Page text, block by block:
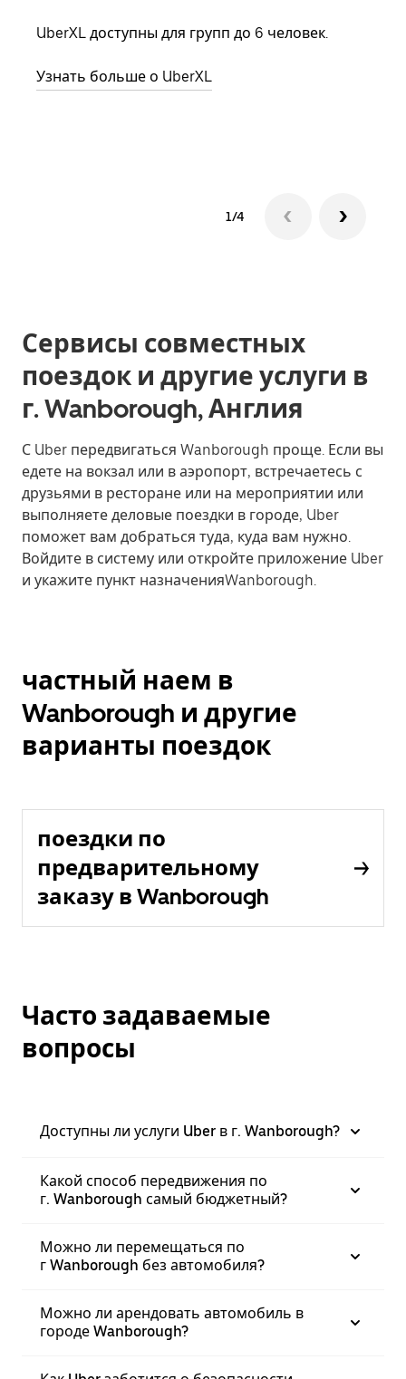
UberXL доступны для групп до 6 человек.
Узнать больше о UberXL
1/4
Сервисы совместных
поездок и другие услуги в
г. Wanborough, Англия
С Uber передвигаться Wanborough проще. Если вы
едете на вокзал или в аэропорт, встречаетесь с
друзьями в ресторане или на мероприятии или
выполняете деловые поездки в городе, Uber
поможет вам добраться туда, куда вам нужно.
Войдите в систему или откройте приложение Uber
и укажите пункт назначенияWanborough.
частный наем в
Wanborough и другие
варианты поездок
поездки по
предварительному
заказу в Wanborough
Часто задаваемые
вопросы
Доступны ли услуги Uber в г. Wanborough?
Какой способ передвижения по
г. Wanborough самый бюджетный?
Можно ли перемещаться по
г Wanborough без автомобиля?
Можно ли арендовать автомобиль в
городе Wanborough?